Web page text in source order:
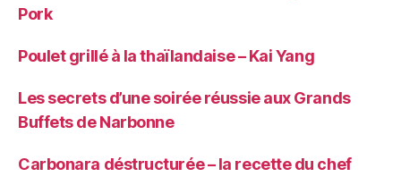
Pork
Poulet grillé à la thaïlandaise – Kai Yang
Les secrets d’une soirée réussie aux Grands
Buffets de Narbonne
Carbonara déstructurée – la recette du chef